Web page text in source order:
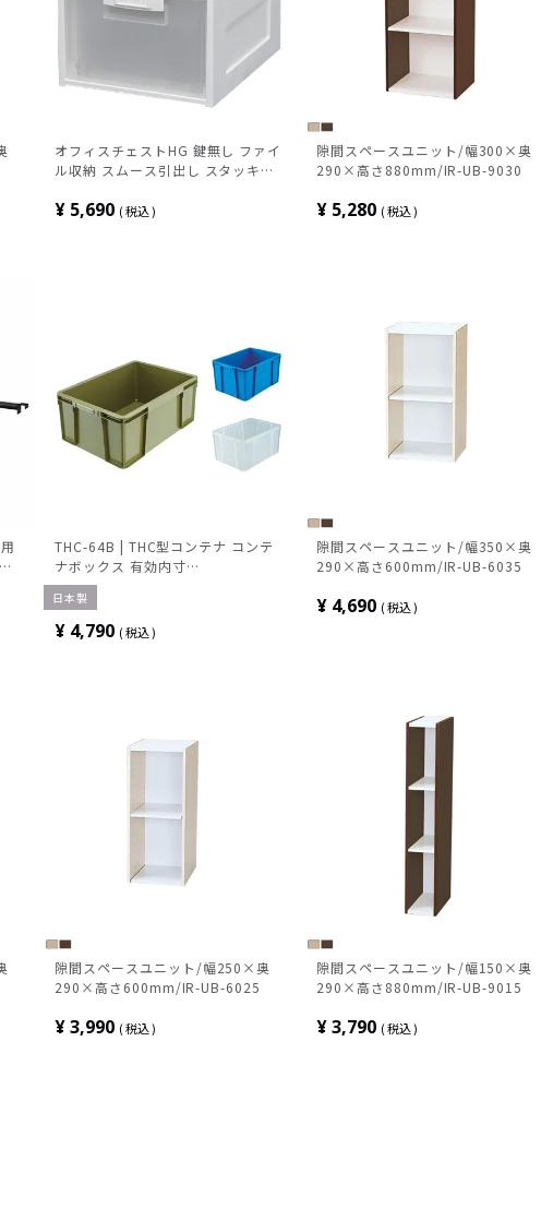
オフィスチェストHG 鍵無し ファイ
ル収納 スムース引出し スタッキン
309mm HG-301KN
¥ 5,690 税込
隙間スペースユニット/幅300×奥
290×高さ880mm/IR-UB-9030
¥ 5,280 税込
THC-64B | THC型コンテナ コンテ
ナボックス 有効内寸
541×371×310mm 完成品
日本製
¥ 4,790 税込
隙間スペースユニット/幅350×奥
290×高さ600mm/IR-UB-6035
¥ 4,690 税込
隙間スペースユニット/幅250×奥
290×高さ600mm/IR-UB-6025
¥3,990 税込
隙間スペースユニット/幅150×奥
290×高さ880mm/IR-UB-9015
¥3,790 税込